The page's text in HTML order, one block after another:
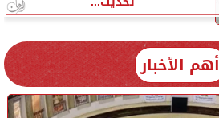
أهم الأخبار